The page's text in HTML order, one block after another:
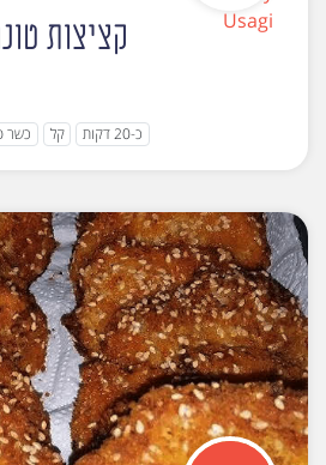
קציצות
כ-20 דקות קל כשר